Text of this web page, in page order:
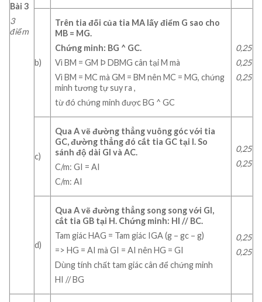
Bài 3
3
điểm
b)
Trên tia đối của tia MA lấy điểm G sao cho
MB = MG.
Chứng minh: BG ^ GC.
Vì BM = GM Þ DBMG cân tại M mà
Vì BM = MC mà GM = BM nên MC = MG, chứng
minh tương tự suy ra ,
từ đó chứng minh được BG ^ GC
0,25
0,25
0,25
c)
Qua A vẽ đường thẳng vuông góc với tia
GC, đường thẳng đó cắt tia GC tại I.So
sánh độ dài GI và AC.
C/m: GI = AI
C/m: AI
0,25
0,25
d)
Qua A vẽ đường thẳng song song với GI,
cắt tia GB tại H. Chứng minh: HI // BC.
Tam giác HAG = Tam giác IGA (g – gc – g)
=> HG = AI mà GI = AI nên HG = GI
Dùng tính chất tam giác cân để chứng minh
HI // BG
0,25
0,25